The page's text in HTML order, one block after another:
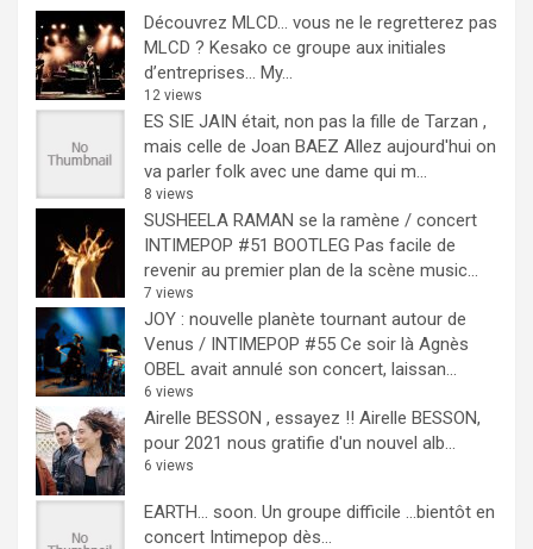
Découvrez MLCD… vous ne le regretterez pas
MLCD ? Kesako ce groupe aux initiales
d’entreprises… My...
12 views
ES SIE JAIN était, non pas la fille de Tarzan ,
mais celle de Joan BAEZ Allez aujourd'hui on
va parler folk avec une dame qui m...
8 views
SUSHEELA RAMAN se la ramène / concert
INTIMEPOP #51 BOOTLEG Pas facile de
revenir au premier plan de la scène music...
7 views
JOY : nouvelle planète tournant autour de
Venus / INTIMEPOP #55 Ce soir là Agnès
OBEL avait annulé son concert, laissan...
6 views
Airelle BESSON , essayez !! Airelle BESSON,
pour 2021 nous gratifie d'un nouvel alb...
6 views
EARTH… soon. Un groupe difficile ...bientôt en
concert Intimepop dès...